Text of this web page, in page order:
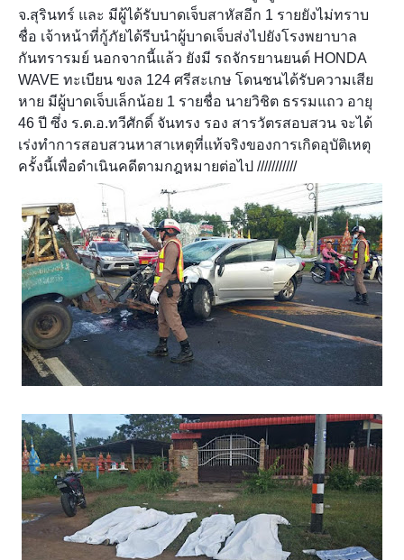
จ.สุรินทร์ และ มีผู้ได้รับบาดเจ็บสาหัสอีก 1 รายยังไม่ทราบ
ชื่อ เจ้าหน้าที่กู้ภัยได้รีบนำผู้บาดเจ็บส่งไปยังโรงพยาบาล
กันทรารมย์ นอกจากนี้แล้ว ยังมี รถจักรยานยนต์ HONDA
WAVE ทะเบียน ขงล 124 ศรีสะเกษ โดนชนได้รับความเสีย
หาย มีผู้บาดเจ็บเล็กน้อย 1 รายชื่อ นายวิชิต ธรรมแถว อายุ
46 ปี ซึ่ง ร.ต.อ.ทวีศักดิ์ จันทรง รอง สารวัตรสอบสวน จะได้
เร่งทำการสอบสวนหาสาเหตุที่แท้จริงของการเกิดอุบัติเหตุ
ครั้งนี้เพื่อดำเนินคดีตามกฎหมายต่อไป ///////////